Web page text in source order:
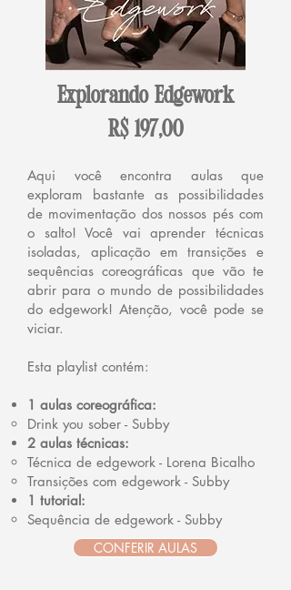
Explorando Edgework
R$ 197,00
Aqui você encontra aulas que
exploram bastante as possibilidades
de movimentação dos nossos pés com
o salto! Você vai aprender técnicas
isoladas, aplicação em transições e
sequências coreográficas que vão te
abrir para o mundo de possibilidades
do edgework! Atenção, você pode se
viciar.
Esta playlist contém:
1 aulas coreográfica:
Drink you sober - Subby
2 aulas técnicas:
Técnica de edgework - Lorena Bicalho
Transições com edgework - Subby
1 tutorial:
Sequência de edgework - Subby
CONFERIR AULAS